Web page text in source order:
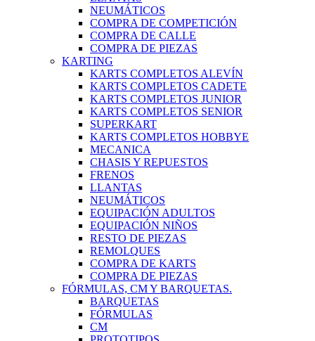
NEUMÁTICOS
COMPRA DE COMPETICIÓN
COMPRA DE CALLE
COMPRA DE PIEZAS
KARTING
KARTS COMPLETOS ALEVÍN
KARTS COMPLETOS CADETE
KARTS COMPLETOS JUNIOR
KARTS COMPLETOS SENIOR
SUPERKART
KARTS COMPLETOS HOBBYE
MECANICA
CHASIS Y REPUESTOS
FRENOS
LLANTAS
NEUMÁTICOS
EQUIPACIÓN ADULTOS
EQUIPACIÓN NIÑOS
RESTO DE PIEZAS
REMOLQUES
COMPRA DE KARTS
COMPRA DE PIEZAS
FÓRMULAS, CM Y BARQUETAS.
BARQUETAS
FÓRMULAS
CM